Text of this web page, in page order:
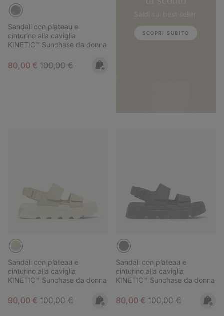
Sandali con plateau e
cinturino alla caviglia
KINETIC™ Sunchase da donna
Sale price:
80,00 € Regular price:
100,00 €
SCOPRI SUBITO
Sandali con plateau e
cinturino alla caviglia
KINETIC™ Sunchase da donna
Sale price:
90,00 € Regular price:
100,00 €
Sandali con plateau e
cinturino alla caviglia
KINETIC™ Sunchase da donna
Sale price:
80,00 € Regular price:
100,00 €